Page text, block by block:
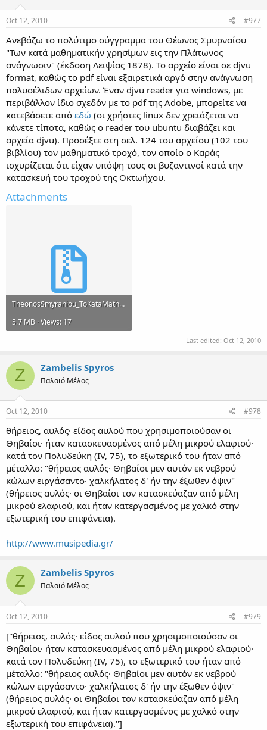
Oct 12, 2010 #977
Ανεβάζω το πολύτιμο σύγγραμμα του Θέωνος Σμυρναίου
"Των κατά μαθηματικήν χρησίμων εις την Πλάτωνος
ανάγνωσιν" (έκδοση Λειψίας 1878). Το αρχείο είναι σε djvu
format, καθώς το pdf είναι εξαιρετικά αργό στην ανάγνωση
πολυσέλιδων αρχείων. Έναν djvu reader για windows, με
περιβάλλον ίδιο σχεδόν με το pdf της Adobe, μπορείτε να
κατεβάσετε από εδώ (οι χρήστες linux δεν χρειάζεται να
κάνετε τίποτα, καθώς ο reader του ubuntu διαβάζει και
αρχεία djvu). Προσέξτε στη σελ. 124 του αρχείου (102 του
βιβλίου) τον μαθηματικό τροχό, τον οποίο ο Καράς
ισχυρίζεται ότι είχαν υπόψη τους οι βυζαντινοί κατά την
κατασκευή του τροχού της Οκτωήχου.
Attachments
TheonosSmyraniou_ToKataMathimatikon.zip
5.7 MB · Views: 17
Last edited: Oct 12, 2010
Z Zambelis Spyros
Παλαιό Μέλος
Oct 12, 2010 #978
θήρειος, αυλός· είδος αυλού που χρησιμοποιούσαν οι
Θηβαίοι· ήταν κατασκευασμένος από μέλη μικρού ελαφιού·
κατά τον Πολυδεύκη (IV, 75), το εξωτερικό του ήταν από
μέταλλο: "θήρειος αυλός· Θηβαίοι μεν αυτόν εκ νεβρού
κώλων ειργάσαντο· χαλκήλατος δ' ήν την έξωθεν όψιν"
(θήρειος αυλός· οι Θηβαίοι τον κατασκεύαζαν από μέλη
μικρού ελαφιού, και ήταν κατεργασμένος με χαλκό στην
εξωτερική του επιφάνεια).
http://www.musipedia.gr/
Z Zambelis Spyros
Παλαιό Μέλος
Oct 12, 2010 #979
[''θήρειος, αυλός· είδος αυλού που χρησιμοποιούσαν οι
Θηβαίοι· ήταν κατασκευασμένος από μέλη μικρού ελαφιού·
κατά τον Πολυδεύκη (IV, 75), το εξωτερικό του ήταν από
μέταλλο: "θήρειος αυλός· Θηβαίοι μεν αυτόν εκ νεβρού
κώλων ειργάσαντο· χαλκήλατος δ' ήν την έξωθεν όψιν"
(θήρειος αυλός· οι Θηβαίοι τον κατασκεύαζαν από μέλη
μικρού ελαφιού, και ήταν κατεργασμένος με χαλκό στην
εξωτερική του επιφάνεια).'']